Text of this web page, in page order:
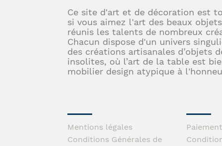
Ce site d'art et de décoration est
si vous aimez l'art des beaux
réunis les talents de nombreux
Chacun dispose d'un univers
des créations artisanales d’objets
insolites, où l’art de la table est
mobilier design atypique à
Mentions légales
Conditions Générales de